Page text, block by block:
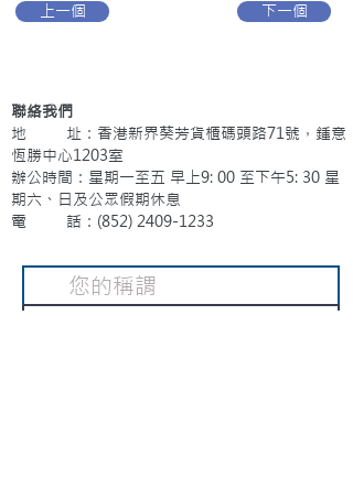
上一個 下一個
聯絡我們
地 址：香港新界葵芳貨櫃碼頭路71號，鍾意
恆勝中心1203室
辦公時間：星期一至五 早上9: 00 至下午5: 30 星
期六、日及公眾假期休息
電 話：(852) 2409-1233